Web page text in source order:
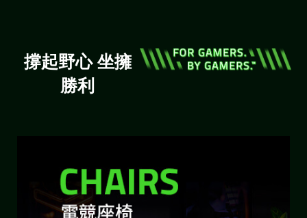
撐起野心 坐擁
勝利